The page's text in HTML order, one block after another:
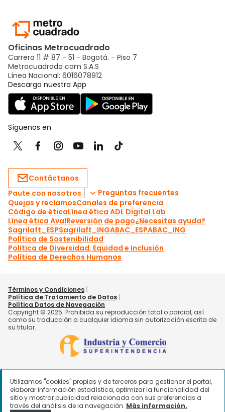
Utilizamos "cookies" propias y de terceros para gestionar el portal,
elaborar información estadística, optimizar la funcionalidad del
sitio y mostrar publicidad relacionada con sus preferencias a
través del análisis de la navegación. Más información.